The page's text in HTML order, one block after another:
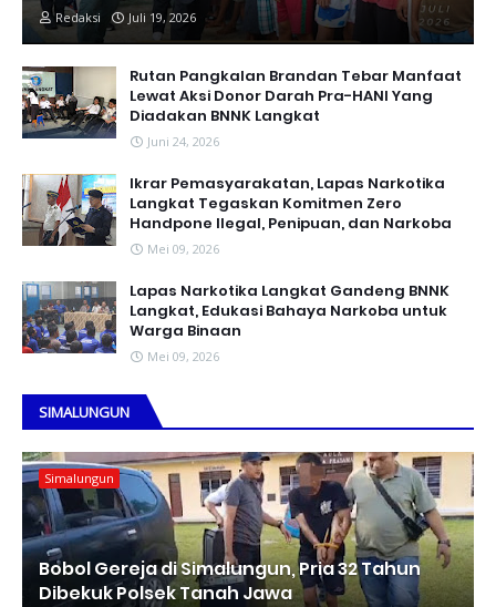
Redaksi Juli 19, 2026
Rutan Pangkalan Brandan Tebar Manfaat
Lewat Aksi Donor Darah Pra-HANI Yang
Diadakan BNNK Langkat
Juni 24, 2026
Ikrar Pemasyarakatan, Lapas Narkotika
Langkat Tegaskan Komitmen Zero
Handpone llegal, Penipuan, dan Narkoba
Mei 09, 2026
Lapas Narkotika Langkat Gandeng BNNK
Langkat, Edukasi Bahaya Narkoba untuk
Warga Binaan
Mei 09, 2026
SIMALUNGUN
Simalungun
Bobol Gereja di Simalungun, Pria 32 Tahun
Dibekuk Polsek Tanah Jawa